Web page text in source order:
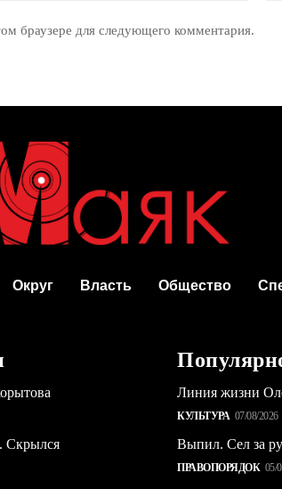
браузере для следующего комментария.
Округ Власть Общество
Скрылся
Линия жизни
КУЛЬТУРА 07/08/2026
Выпил. Сел за
ПРАВОПОРЯДОК 05/